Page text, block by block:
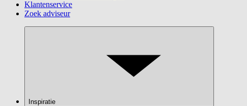
Klantenservice
Zoek adviseur
Inspiratie